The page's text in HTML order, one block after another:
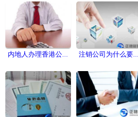
内地人办理香港公... 注销公司为什么要...